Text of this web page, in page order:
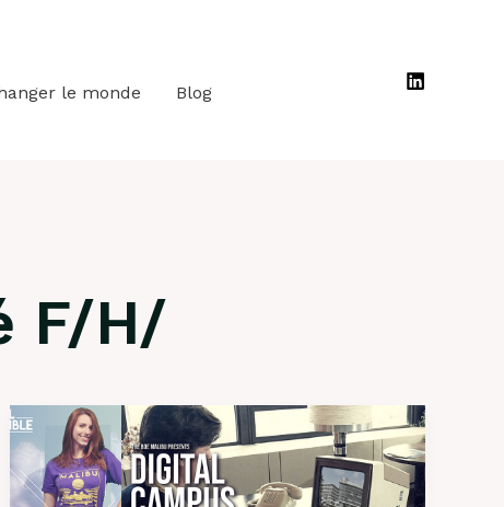
le monde
Blog
F/H/
Histoire
du
genre-
Vie